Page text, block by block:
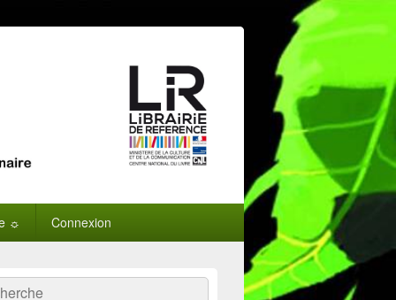
☼ Connexion